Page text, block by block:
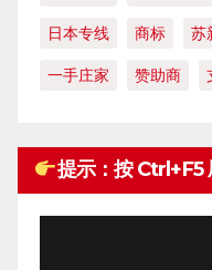
日本专线 商标 苏
一手庄家 赞助商
提示：按 Ctrl+F5